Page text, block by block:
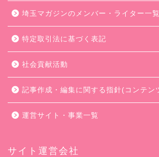
埼玉マガジンのメンバー・ライター一覧
特定取引法に基づく表記
社会貢献活動
記事作成・編集に関する指針(コンテン
運営サイト・事業一覧
サイト運営会社